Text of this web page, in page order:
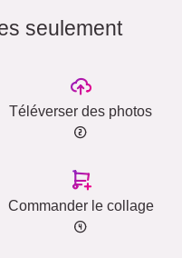
seulement
Téléverser des photos
Commander le collage